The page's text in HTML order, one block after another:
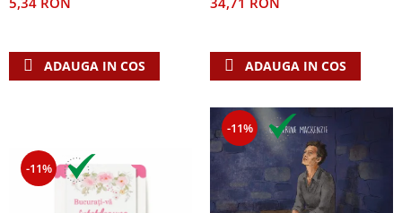
ADAUGA IN COS ADAUGA IN COS
-11%
-11%